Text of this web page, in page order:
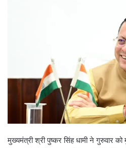
मुख्यमंत्री श्री पुष्कर सिंह धामी ने गुरुवार